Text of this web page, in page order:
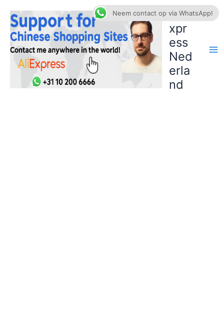
naar
inhoud
AliE
xpr
ess
Ned
erla
nd
Neem contact op via WhatsApp!